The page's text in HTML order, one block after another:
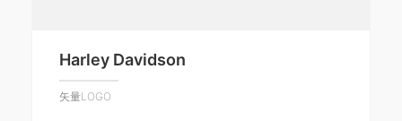
Harley Davidson
矢量LOGO